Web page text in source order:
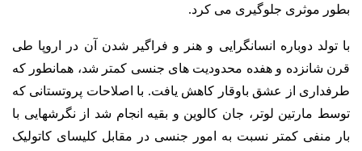
بطور موثری جلوگیری می­ کرد.
با تولد دوباره انسانگرایی و هنر و فراگیر شدن آن در اروپا طی
قرن شانزده و هفده محدودیت­ های جنسی کمتر شد، همانطور که
طرفداری از عشق باوقار کاهش یافت. با اصلاحات پروتستانی که
توسط مارتین لوتر، جان کالوین و بقیه انجام شد از نگرشهایی با
بار منفی کمتر نسبت به امور جنسی در مقابل کلیسای کاتولیک